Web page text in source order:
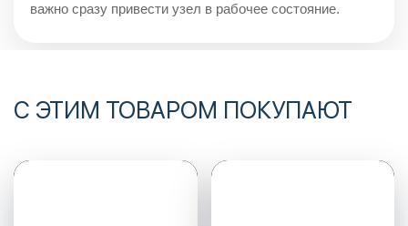
важно сразу привести узел в рабочее состояние.
С ЭТИМ ТОВАРОМ ПОКУПАЮТ